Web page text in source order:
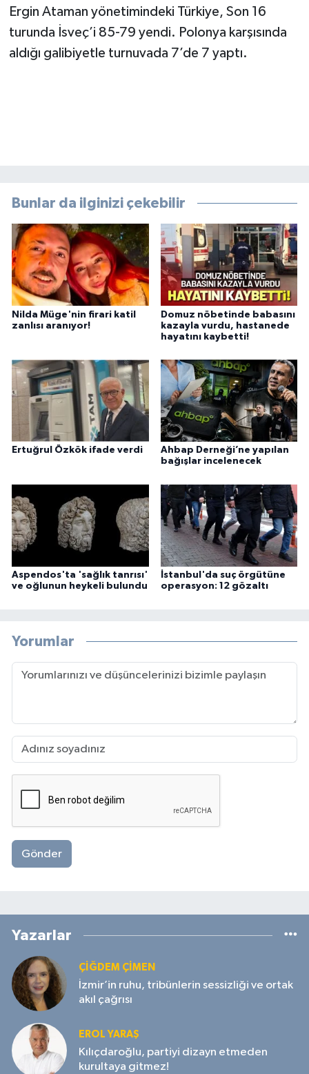
Ergin Ataman yönetimindeki Türkiye, Son 16
turunda İsveç’i 85-79 yendi. Polonya karşısında
aldığı galibiyetle turnuvada 7’de 7 yaptı.
Bunlar da ilginizi çekebilir
Nilda Müge'nin firari katil
zanlısı aranıyor!
Domuz nöbetinde babasını
kazayla vurdu, hastanede
hayatını kaybetti!
Ertuğrul Özkök ifade verdi
Ahbap Derneği’ne yapılan
bağışlar incelenecek
Aspendos'ta 'sağlık tanrısı'
ve oğlunun heykeli bulundu
İstanbul'da suç örgütüne
operasyon: 12 gözaltı
Yorumlar
Gönder
Yazarlar
ÇIĞDEM ÇIMEN
İzmir’in ruhu, tribünlerin sessizliği ve ortak
akıl çağrısı
EROL YARAŞ
Kılıçdaroğlu, partiyi dizayn etmeden
kurultaya gitmez!